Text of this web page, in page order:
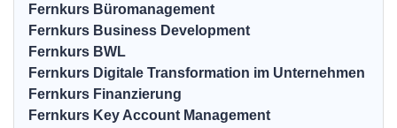
Fernkurs Büromanagement
Fernkurs Business Development
Fernkurs BWL
Fernkurs Digitale Transformation im Unternehmen
Fernkurs Finanzierung
Fernkurs Key Account Management